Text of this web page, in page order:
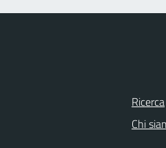
Ricerca
Chi